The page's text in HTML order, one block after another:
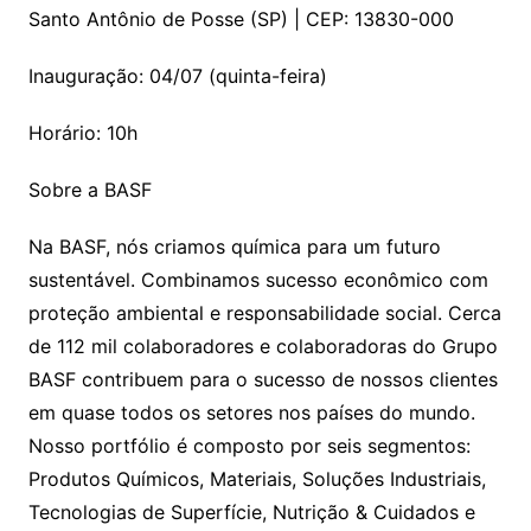
Santo Antônio de Posse (SP) | CEP: 13830-000
Inauguração: 04/07 (quinta-feira)
Horário: 10h
Sobre a BASF
Na BASF, nós criamos química para um futuro
sustentável. Combinamos sucesso econômico com
proteção ambiental e responsabilidade social. Cerca
de 112 mil colaboradores e colaboradoras do Grupo
BASF contribuem para o sucesso de nossos clientes
em quase todos os setores nos países do mundo.
Nosso portfólio é composto por seis segmentos:
Produtos Químicos, Materiais, Soluções Industriais,
Tecnologias de Superfície, Nutrição & Cuidados e